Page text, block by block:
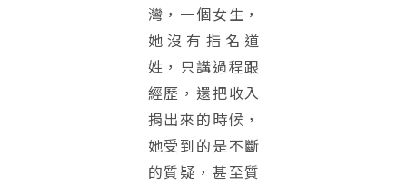
灣，一個女生，
她沒有指名道
姓，只講過程跟
經歷，還把收入
捐出來的時候，
她受到的是不斷
的質疑，甚至質